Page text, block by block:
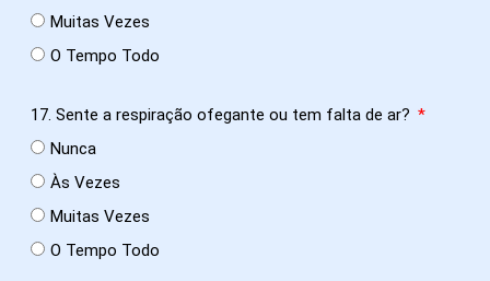
Muitas Vezes
O Tempo Todo
17. Sente a respiração ofegante ou tem falta de ar?
Nunca
Às Vezes
Muitas Vezes
O Tempo Todo